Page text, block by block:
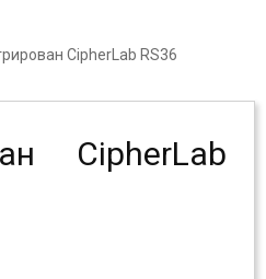
CipherLab RS36
CipherLab